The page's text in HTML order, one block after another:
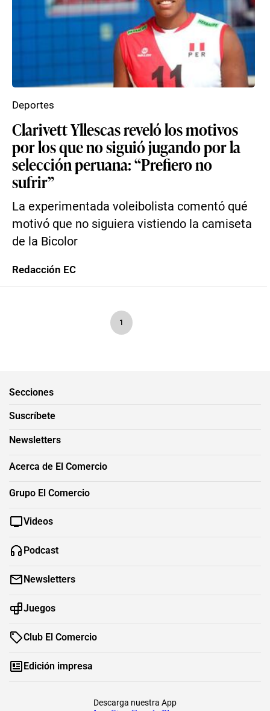
Clarivett Yllescas reveló los motivos
por los que no siguió jugando por la
selección peruana: “Prefiero no
sufrir”
La experimentada voleibolista comentó qué
motivó que no siguiera vistiendo la camiseta
de la Bicolor
Deportes
Redacción EC
1
Secciones
Suscríbete
Newsletters
Acerca de El Comercio
Grupo El Comercio
Videos
Podcast
Newsletters
Juegos
Club El Comercio
Edición impresa
Descarga nuestra App